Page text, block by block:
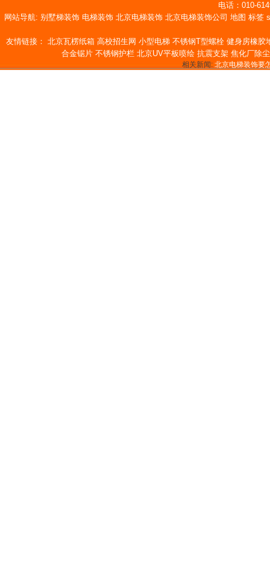
电话：010-
网站导航: 别墅梯装饰 电梯装饰 北京电梯装饰 北京电梯装饰公司 地图 标签
友情链接： 北京瓦楞纸箱 高校招生网 小型电梯 不锈钢T型螺栓 健身房橡胶
合金锯片 不锈钢护栏 北京UV平板喷绘 抗震支架 焦化厂除
相关新闻: 北京电梯装饰要